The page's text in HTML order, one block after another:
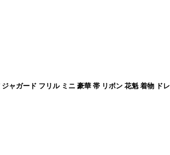
ャガード フリル ミニ 豪華 帯 リボン 花魁 着物 ド